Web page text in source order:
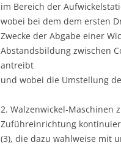
im Bereich der
wobei bei dem dem ersten
Zwecke der Abgabe einer
Abstandsbildung zwischen
antreibt
und wobei die Umstellung
2. Walzenwickel-Maschinen
Zuführeinrichtung
(3), die dazu wahlweise mit